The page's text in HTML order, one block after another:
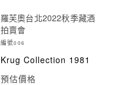
羅芙奧台北2022秋季藏酒
拍賣會
編號006
Krug Collection 1981
預估價格